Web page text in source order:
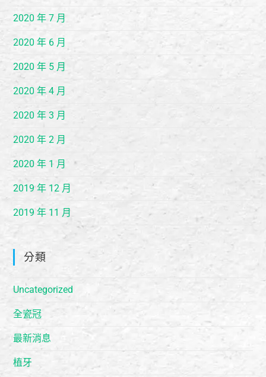
2020 年 7 月
2020 年 6 月
2020 年 5 月
2020 年 4 月
2020 年 3 月
2020 年 2 月
2020 年 1 月
2019 年 12 月
2019 年 11 月
分類
Uncategorized
全瓷冠
最新消息
植牙